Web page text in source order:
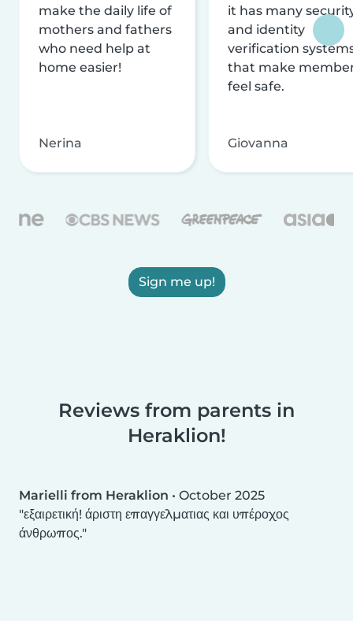
make the daily life of
mothers and fathers
who need help at
home easier!
Nerina
it has many
and identity
verification
that make
feel safe.
Giovanna
Sign me up!
Reviews from parents in
Heraklion!
Marielli from Heraklion • October 2025
εξαιρετική! άριστη επαγγελματιας και υπέροχος
άνθρωπος.